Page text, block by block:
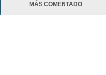
MÁS COMENTADO